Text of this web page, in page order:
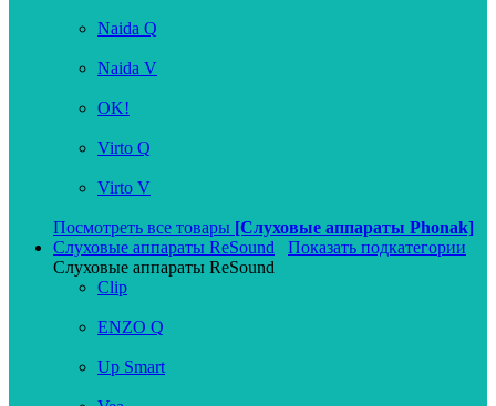
Naida Q
Naida V
OK!
Virto Q
Virto V
Посмотреть все товары [Слуховые аппараты Phonak]
Слуховые аппараты ReSound
Показать подкатегории
Слуховые аппараты ReSound
Clip
ENZO Q
Up Smart